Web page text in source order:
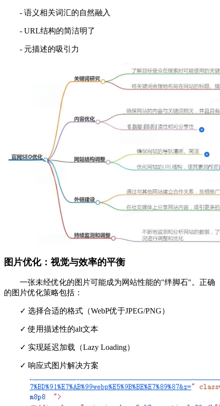
- 语义相关词汇的自然融入
- URL结构的简洁明了
- 元描述的吸引力
图片优化：视觉与效率的平衡
一张未经优化的图片可能成为网站性能的"绊脚石"。正确
的图片优化策略包括：
✓ 选择合适的格式（WebP优于JPEG/PNG）
✓ 使用描述性的alt文本
✓ 实现延迟加载（Lazy Loading）
✓ 响应式图片解决方案